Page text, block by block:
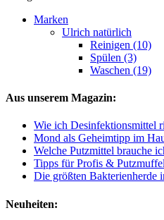
Marken
Ulrich natürlich
Reinigen (10)
Spülen (3)
Waschen (19)
Aus unserem Magazin:
Wie ich Desinfektionsmittel
Mond als Geheimtipp im
Welche Putzmittel brauche
Tipps für Profis &
Die größten Bakterienherde
Neuheiten: